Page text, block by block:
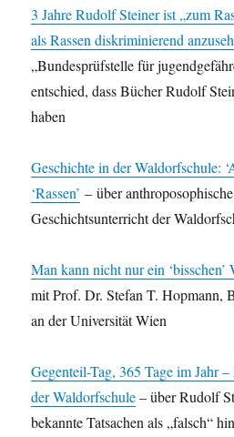
3 Jahre Rudolf Steiner ist „zum
als Rassen diskriminierend
„Bundesprüfstelle für
entschied, dass Bücher Rudolf
haben
Geschichte in der Waldorfschule:
‘Rassen’ – über
Geschichtsunterricht der
Man kann nicht nur ein ‘bisschen’
mit Prof. Dr. Stefan T. Hopmann,
an der Universität Wien
Gegenteil-Tag, 365 Tage im Jahr
der Waldorfschule– über Rudolf
bekannte Tatsachen als „falsch“